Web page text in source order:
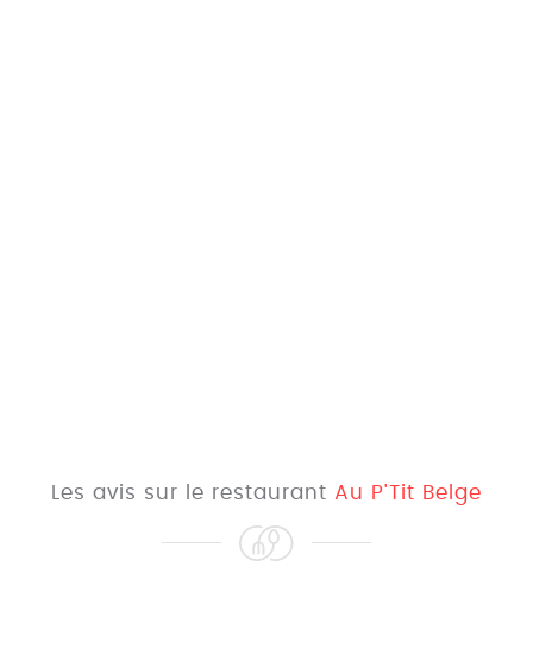
Les avis sur le restaurant Au P'Tit Belge